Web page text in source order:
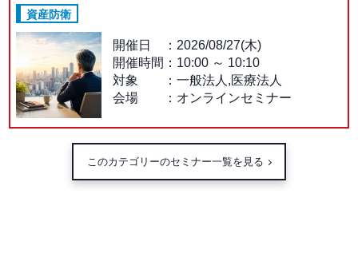
資産防衛
開催日
2026/08/27(木)
開催時間： 10:00～ 10:10
対象
一般法人,医療法人
会場
オンラインセミナー
このカテゴリーのセミナー一覧を見る